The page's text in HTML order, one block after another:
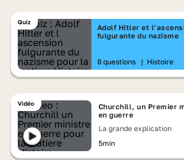
Quiz
Adolf Hitler et
fulgurante du nazisme
8 questions | Histoire
Vidéo
Churchill, un Premier
en guerre
La grande explication
5min